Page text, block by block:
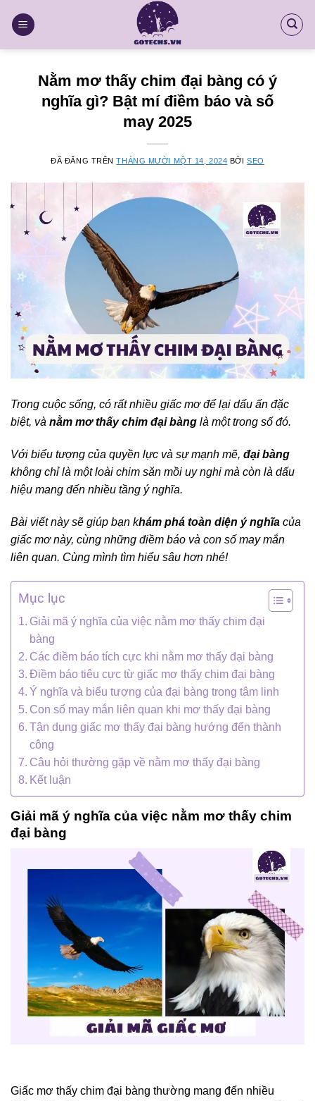
đến
Nằm mơ thấy chim đại bàng có ý
nghĩa gì? Bật mí điềm báo và số
may 2025
ĐÃ ĐĂNG TRÊNTHÁNG MƯỜI MỘT 14, 2024 BỞISEO
Trong cuộc sống, có rất nhiều giấc mơ để lại dấu ấn đặc
biệt, và nằm mơ thấy chim đại bàng là một trong số đó.
Với biểu tượng của quyền lực và sự mạnh mẽ, đại bàng
không chỉ là một loài chim săn mồi uy nghi mà còn là dấu
hiệu mang đến nhiều tầng ý nghĩa.
Bài viết này sẽ giúp bạn khám phá toàn diện ý nghĩa của
giấc mơ này, cùng những điềm báo và con số may mắn
liên quan. Cùng mình tìm hiểu sâu hơn nhé!
Mục lục
Giải mã ý nghĩa của việc nằm mơ thấy chim đại
bàng
Các điềm báo tích cực khi nằm mơ thấy đại bàng
Điềm báo tiêu cực từ giấc mơ thấy chim đại bàng
Ý nghĩa và biểu tượng của đại bàng trong tâm linh
Con số may mắn liên quan khi mơ thấy đại bàng
Tận dụng giấc mơ thấy đại bàng hướng đến thành
công
Câu hỏi thường gặp về nằm mơ thấy đại bàng
Kết luận
Giải mã ý nghĩa của việc nằm mơ thấy chim
đại bàng
Giấc mơ thấy chim đại bàng thường mang đến nhiều